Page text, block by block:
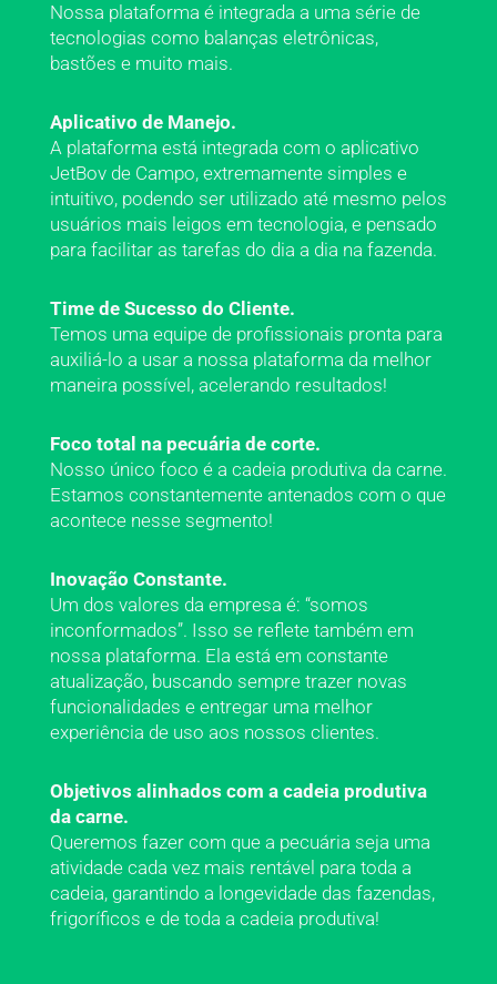
Nossa plataforma é integrada a uma série de
tecnologias como balanças eletrônicas,
bastões e muito mais.
Aplicativo de Manejo.
A plataforma está integrada com o aplicativo
JetBov de Campo, extremamente simples e
intuitivo, podendo ser utilizado até mesmo pelos
usuários mais leigos em tecnologia, e pensado
para facilitar as tarefas do dia a dia na fazenda.
Time de Sucesso do Cliente.
Temos uma equipe de profissionais pronta para
auxiliá-lo a usar a nossa plataforma da melhor
maneira possível, acelerando resultados!
Foco total na pecuária de corte.
Nosso único foco é a cadeia produtiva da carne.
Estamos constantemente antenados com o que
acontece nesse segmento!
Inovação Constante.
Um dos valores da empresa é: “somos
inconformados”. Isso se reflete também em
nossa plataforma. Ela está em constante
atualização, buscando sempre trazer novas
funcionalidades e entregar uma melhor
experiência de uso aos nossos clientes.
Objetivos alinhados com a cadeia produtiva
da carne.
Queremos fazer com que a pecuária seja uma
atividade cada vez mais rentável para toda a
cadeia, garantindo a longevidade das fazendas,
frigoríficos e de toda a cadeia produtiva!